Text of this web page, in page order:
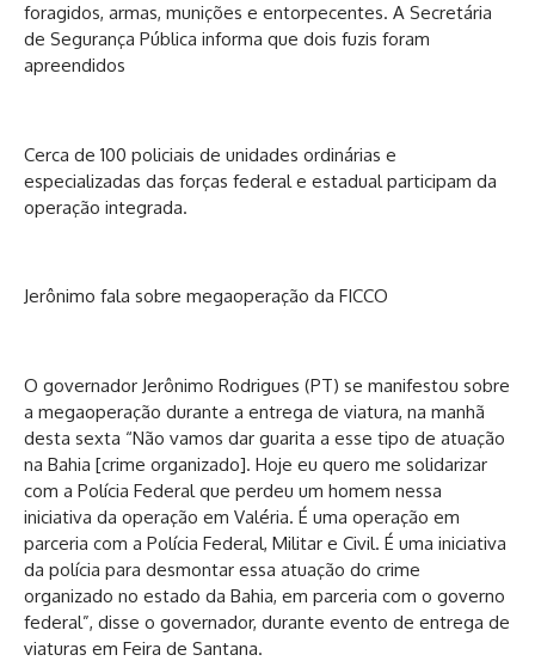
foragidos, armas, munições e entorpecentes. A Secretária
de Segurança Pública informa que dois fuzis foram
apreendidos
Cerca de 100 policiais de unidades ordinárias e
especializadas das forças federal e estadual participam da
operação integrada.
Jerônimo fala sobre megaoperação da FICCO
O governador Jerônimo Rodrigues (PT) se manifestou sobre
a megaoperação durante a entrega de viatura, na manhã
desta sexta “Não vamos dar guarita a esse tipo de atuação
na Bahia [crime organizado]. Hoje eu quero me solidarizar
com a Polícia Federal que perdeu um homem nessa
iniciativa da operação em Valéria. É uma operação em
parceria com a Polícia Federal, Militar e Civil. É uma iniciativa
da polícia para desmontar essa atuação do crime
organizado no estado da Bahia, em parceria com o governo
federal”, disse o governador, durante evento de entrega de
viaturas em Feira de Santana.